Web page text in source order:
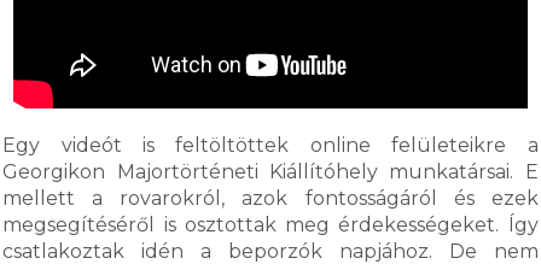
Egy videót is feltöltöttek online felületeikre a
Georgikon Majortörténeti Kiállítóhely munkatársai. E
mellett a rovarokról, azok fontosságáról és ezek
megsegítéséről is osztottak meg érdekességeket. Így
csatlakoztak idén a beporzók napjához. De nem